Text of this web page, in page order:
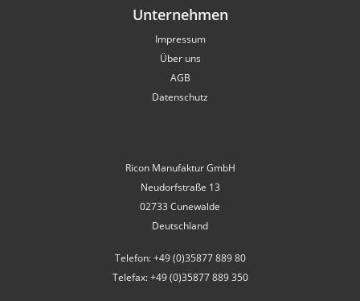
Unternehmen
Impressum
Über uns
AGB
Datenschutz
Ricon Manufaktur GmbH
Neudorfstraße 13
02733 Cunewalde
Deutschland
Telefon: +49 (0)35877 889 80
Telefax: +49 (0)35877 889 350